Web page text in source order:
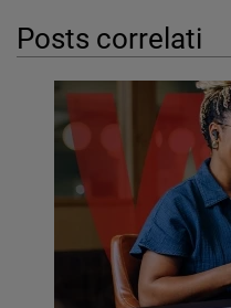
Posts correlati